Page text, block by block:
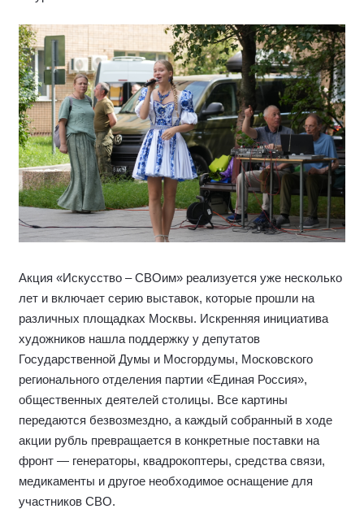
Акция «Искусство – СВОим» реализуется уже несколько
лет и включает серию выставок, которые прошли на
различных площадках Москвы. Искренняя инициатива
художников нашла поддержку у депутатов
Государственной Думы и Мосгордумы, Московского
регионального отделения партии «Единая Россия»,
общественных деятелей столицы. Все картины
передаются безвозмездно, а каждый собранный в ходе
акции рубль превращается в конкретные поставки на
фронт — генераторы, квадрокоптеры, средства связи,
медикаменты и другое необходимое оснащение для
участников СВО.